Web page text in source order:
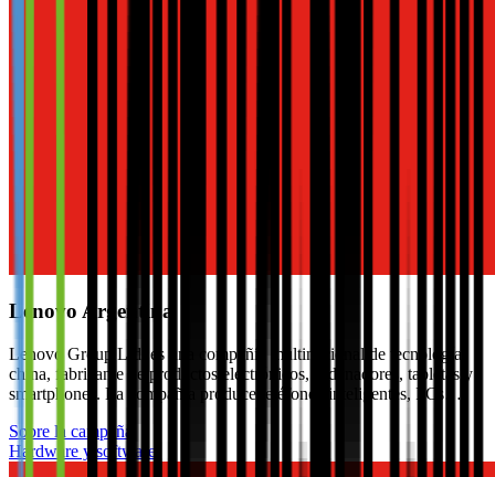
Lenovo Argentina
Lenovo Group Ltd. es una compañía multinacional de tecnología
china, fabricante de productos electrónicos, ordenadores, tabletas y
smartphones. La compañía produce teléfonos inteligentes, PCs…
Sobre la campaña
Hardware y software